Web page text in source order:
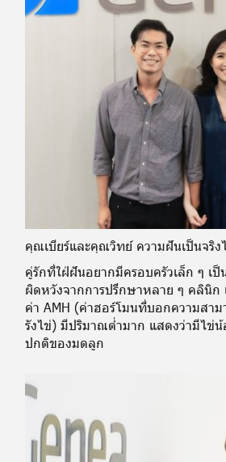
คุณเบียร์และคุณวิทย์ ความฝันเป็นจริง
คู่รักที่ใฝ่ฝันอยากมีครอบครัวเล็ก ๆ เป็
ผิดหวังจากการปรึกษาหลาย ๆ คลินิก
ค่า AMH (ค่าฮอร์โมนที่บอกความสาม
รังไข่) มีปริมาณต่ำมาก แสดงว่ามีไข่
ปกติของมดลูก